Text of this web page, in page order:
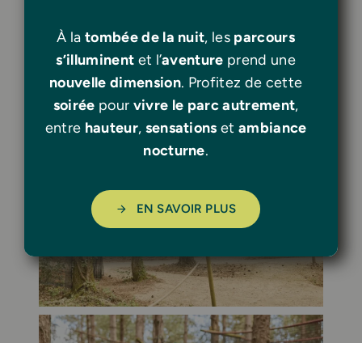
À la tombée de la nuit, les parcours
s’illuminent et l’aventure prend une
nouvelle dimension. Profitez de cette
soirée pour vivre le parc autrement,
entre hauteur, sensations etambiance
nocturne.
EN SAVOIR PLUS